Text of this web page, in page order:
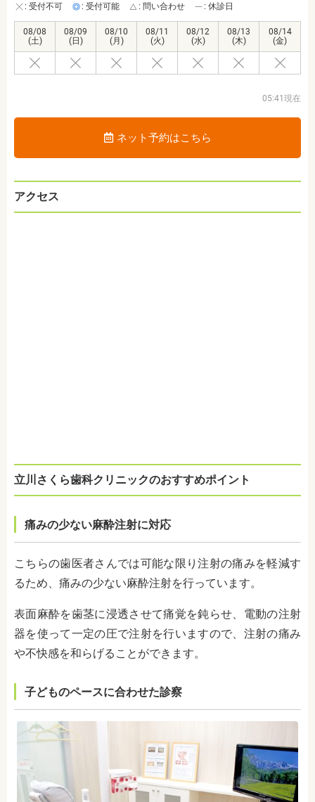
: 受付不可 : 受付可能 : 問い合わせ : 休診日
08/08
(土)
08/09
(日)
08/10
(月)
08/11
(火)
08/12
(水)
08/13
(木)
08/14
(金)
05:41現在
ネット予約はこちら
アクセス
立川さくら歯科クリニックのおすすめポイント
痛みの少ない麻酔注射に対応
こちらの歯医者さんでは可能な限り注射の痛みを軽減す
るため、 痛みの少ない麻酔注射を行っています。
表面麻酔を歯茎に浸透させて痛覚を鈍らせ、電動の注射
器を使って一定の圧で注射を行いますので、注射の痛み
や不快感を和らげることができます。
子どものペースに合わせた診察